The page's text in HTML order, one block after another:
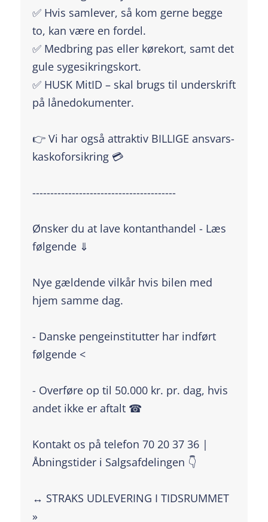
✅ Hvis samlever, så kom gerne begge
to, kan være en fordel.
✅ Medbring pas eller kørekort, samt det
gule sygesikringskort.
✅ HUSK MitID – skal brugs til underskrift
på lånedokumenter.
👉 Vi har også attraktiv BILLIGE ansvars-
kaskoforsikring 💳
----------------------------------------
Ønsker du at lave kontanthandel - Læs
følgende ⇓
Nye gældende vilkår hvis bilen med
hjem samme dag.
- Danske pengeinstitutter har indført
følgende <
- Overføre op til 50.000 kr. pr. dag, hvis
andet ikke er aftalt ☎
Kontakt os på telefon 70 20 37 36 |
Åbningstider i Salgsafdelingen 👇
↔️ STRAKS UDLEVERING I TIDSRUMMET
»